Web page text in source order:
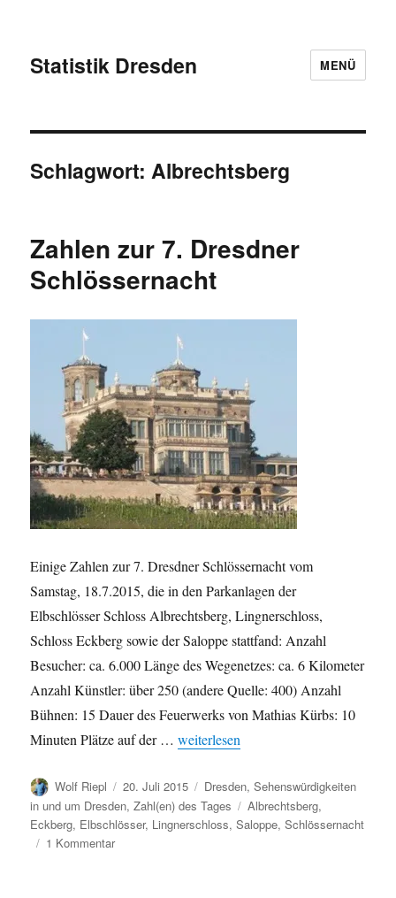
Statistik Dresden MENÜ
Schlagwort:Albrechtsberg
Zahlen zur 7. Dresdner
Schlössernacht
Einige Zahlen zur 7. Dresdner Schlössernacht vom
Samstag, 18.7.2015, die in den Parkanlagen der
Elbschlösser Schloss Albrechtsberg, Lingnerschloss,
Schloss Eckberg sowie der Saloppe stattfand: Anzahl
Besucher: ca. 6.000 Länge des Wegenetzes: ca. 6 Kilometer
Anzahl Künstler: über 250 (andere Quelle: 400) Anzahl
Bühnen: 15 Dauer des Feuerwerks von Mathias Kürbs: 10
Minuten Plätze auf der …„Zahlen zur 7. Dresdner
weiterlesen
Autor
Wolf Riepl
Veröffentlicht
am
20. Juli 2015 Kategorien
Dresden,Sehenswürdigkeiten
in und um Dresden,Zahl(en) des Tages Schlagwörter
Albrechtsberg,
Eckberg, Elbschlösser, Lingnerschloss,Saloppe,Schlössernacht
1 Kommentarzu